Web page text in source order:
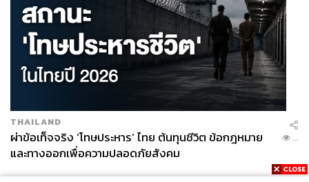
THAILAND
ผ่าข้อเท็จจริง ‘โทษประหาร’ ไทย ต้นทุนชีวิต ข้อกฎหมาย
และทางออกเพื่อความปลอดภัยสังคม
...